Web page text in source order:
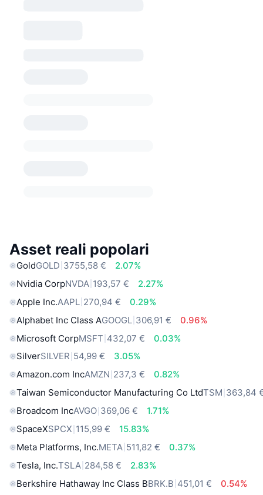
Asset reali popolari
GoldGOLD 3755,58 €
2.07%
Nvidia CorpNVDA 193,57 €
2.27%
Apple Inc.AAPL 270,94 €
0.29%
Alphabet Inc Class AGOOGL 306,91 €
0.96%
Microsoft CorpMSFT 432,07 €
0.03%
SilverSILVER 54,99 €
3.05%
Amazon.com IncAMZN 237,3 €
0.82%
Taiwan Semiconductor Manufacturing Co LtdTSM 363,84
Broadcom IncAVGO 369,06 €
1.71%
SpaceXSPCX 115,99 €
15.83%
Meta Platforms, Inc.META 511,82 €
0.37%
Tesla, Inc.TSLA 284,58 €
2.83%
Berkshire Hathaway Inc Class BBRK.B 451,01 €
0.54%